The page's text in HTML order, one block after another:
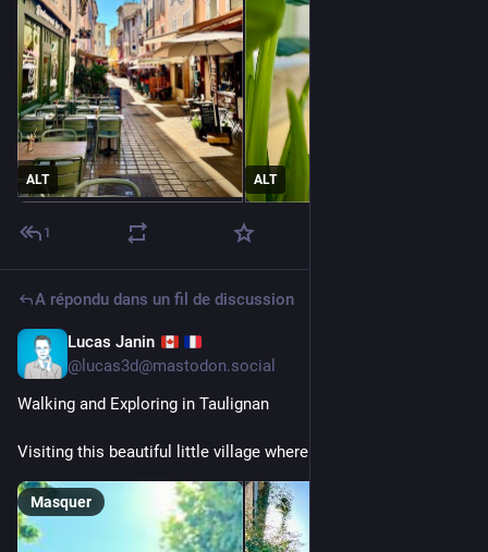
ALT ALT
1
A répondu dans un fil de discussion
Lucas Janin
@ lucas3d@mastodon.social
Walking and Exploring in Taulignan
Visiting this beautiful little village where my cousin lives.
Masquer